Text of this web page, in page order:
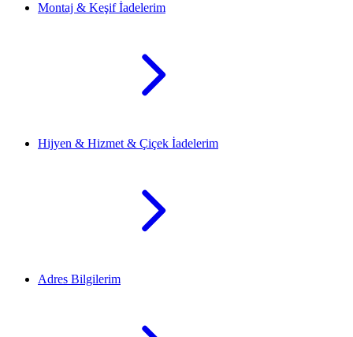
Montaj & Keşif İadelerim
Hijyen & Hizmet & Çiçek İadelerim
Adres Bilgilerim